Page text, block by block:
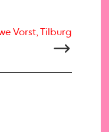
Vorst, Tilburg